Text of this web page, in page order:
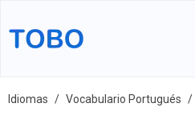
Idiomas Vocabulario Portugués